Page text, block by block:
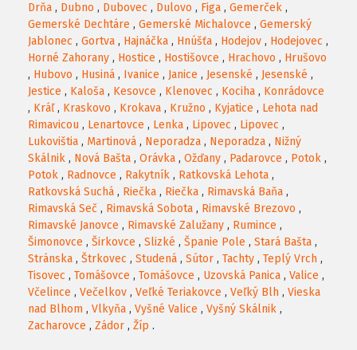
Drňa , Dubno , Dubovec , Dulovo , Figa , Gemerček ,
Gemerské Dechtáre , Gemerské Michalovce , Gemerský
Jablonec , Gortva , Hajnáčka , Hnúšťa , Hodejov , Hodejovec ,
Horné Zahorany , Hostice , Hostišovce , Hrachovo , Hrušovo
, Hubovo , Husiná , Ivanice , Janice , Jesenské , Jesenské ,
Jestice , Kaloša , Kesovce , Klenovec , Kociha , Konrádovce
, Kráľ, Kraskovo , Krokava , Kružno , Kyjatice , Lehota nad
Rimavicou , Lenartovce , Lenka , Lipovec , Lipovec ,
Lukovištia , Martinová , Neporadza , Neporadza , Nižný
Skálnik , Nová Bašta , Orávka , Ožďany , Padarovce , Potok ,
Potok , Radnovce , Rakytník , Ratkovská Lehota ,
Ratkovská Suchá , Riečka , Riečka , Rimavská Baňa ,
Rimavská Seč , Rimavská Sobota , Rimavské Brezovo ,
Rimavské Janovce , Rimavské Zalužany , Rumince ,
Šimonovce , Širkovce , Slizké , Španie Pole , Stará Bašta ,
Stránska , Štrkovec , Studená , Sútor , Tachty , Teplý Vrch ,
Tisovec , Tomášovce , Tomášovce , Uzovská Panica , Valice ,
Včelince , Večelkov , Veľké Teriakovce , Veľký Blh , Vieska
nad Blhom , Vlkyňa , Vyšné Valice , Vyšný Skálnik ,
Zacharovce , Zádor , Žíp .